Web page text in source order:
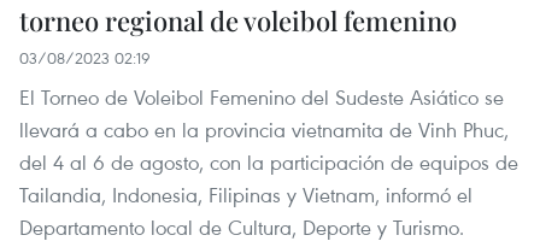
torneo regional de voleibol femenino
03/08/2023 02:19
El Torneo de Voleibol Femenino del Sudeste Asiático se
llevará a cabo en la provincia vietnamita de Vinh Phuc,
del 4 al 6 de agosto, con la participación de equipos de
Tailandia, Indonesia, Filipinas y Vietnam, informó el
Departamento local de Cultura, Deporte y Turismo.